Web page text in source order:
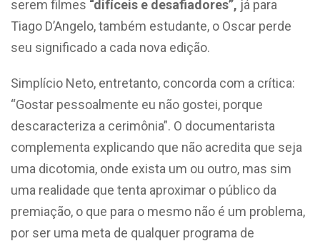
serem filmes “difíceis e desafiadores”, já para
Tiago D’Angelo, também estudante, o Oscar perde
seu significado a cada nova edição.
Simplício Neto, entretanto, concorda com a crítica:
“Gostar pessoalmente eu não gostei, porque
descaracteriza a cerimônia”. O documentarista
complementa explicando que não acredita que seja
uma dicotomia, onde exista um ou outro, mas sim
uma realidade que tenta aproximar o público da
premiação, o que para o mesmo não é um problema,
por ser uma meta de qualquer programa de